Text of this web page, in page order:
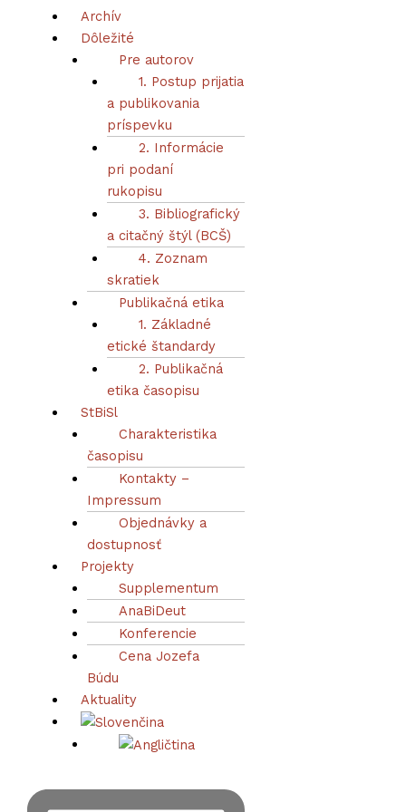
Archív
Dôležité
Pre autorov
1. Postup prijatia
a publikovania
príspevku
2. Informácie
pri podaní
rukopisu
3. Bibliografický
a citačný štýl (BCŠ)
4. Zoznam
skratiek
Publikačná etika
1. Základné
etické štandardy
2. Publikačná
etika časopisu
StBiSl
Charakteristika
časopisu
Kontakty –
Impressum
Objednávky a
dostupnosť
Projekty
Supplementum
AnaBiDeut
Konferencie
Cena Jozefa
Búdu
Aktuality
tradíciách: Diskutovaný prípad Numeri 14,10